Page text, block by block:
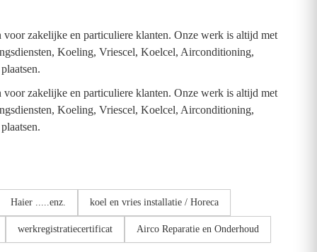
zakelijke en particuliere klanten. Onze werk is altijd met
Koeling, Vriescel, Koelcel, Airconditioning,
zakelijke en particuliere klanten. Onze werk is altijd met
Koeling, Vriescel, Koelcel, Airconditioning,
Haier .....enz. koel en vries installatie / Horeca
werkregistratiecertificat Airco Reparatie en Onderhoud